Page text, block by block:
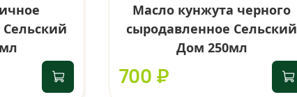
Масло кунжута черного
сыродавленное Сельский
Дом 250мл
700 ₽